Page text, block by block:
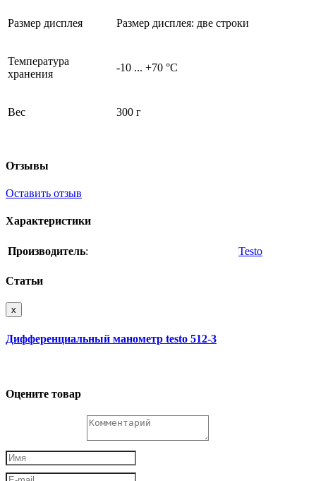
Размер дисплея Размер дисплея: две строки
Температура
хранения
-10 ... +70 °C
Вес 300 г
Отзывы
Оставить отзыв
Характеристики
Производитель: Testo
Статьи
x
Дифференциальный манометр testo 512-3
Оцените товар